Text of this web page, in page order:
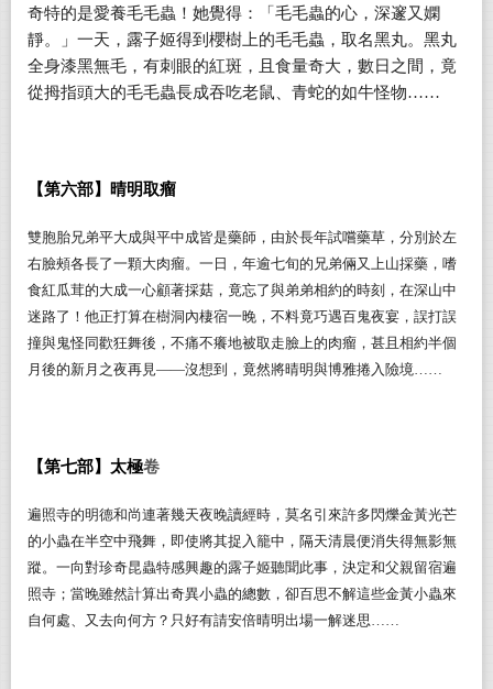
奇特的是愛養毛毛蟲！她覺得：「毛毛蟲的心，深邃又嫻
靜。」一天，露子姬得到櫻樹上的毛毛蟲，取名黑丸。黑丸
全身漆黑無毛，有刺眼的紅斑，且食量奇大，數日之間，竟
從拇指頭大的毛毛蟲長成吞吃老鼠、青蛇的如牛怪物……
【第六部】 晴明取瘤
雙胞胎兄弟平大成與平中成皆是藥師，由於長年試嚐藥草，分別於左
右臉頰各長了一顆大肉瘤。一日，年逾七旬的兄弟倆又上山採藥，嗜
食紅瓜茸的大成一心顧著採菇，竟忘了與弟弟相約的時刻，在深山中
迷路了！他正打算在樹洞內棲宿一晚，不料竟巧遇百鬼夜宴，誤打誤
撞與鬼怪同歡狂舞後，不痛不癢地被取走臉上的肉瘤，甚且相約半個
月後的新月之夜再見——沒想到，竟然將晴明與博雅捲入險境……
【第七部】 太極卷
遍照寺的明德和尚連著幾天夜晚讀經時，莫名引來許多閃爍金黃光芒
的小蟲在半空中飛舞，即使將其捉入籠中，隔天清晨便消失得無影無
蹤。一向對珍奇昆蟲特感興趣的露子姬聽聞此事，決定和父親留宿遍
照寺；當晚雖然計算出奇異小蟲的總數，卻百思不解這些金黃小蟲來
自何處、又去向何方？只好有請安倍晴明出場一解迷思……